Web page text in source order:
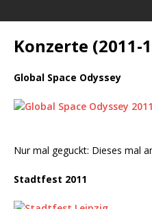
Konzerte (2011-
Global Space Odyssey
Nur mal geguckt: Dieses mal
Stadtfest 2011